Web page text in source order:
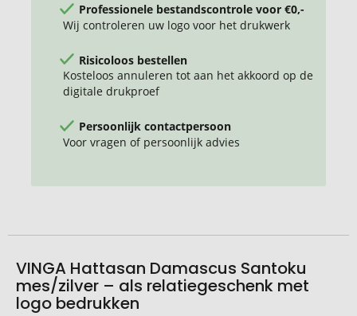
Professionele bestandscontrole voor €0,-
Wij controleren uw logo voor het drukwerk
Risicoloos bestellen
Kosteloos annuleren tot aan het akkoord op de
digitale drukproef
Persoonlijk contactpersoon
Voor vragen of persoonlijk advies
VINGA Hattasan Damascus Santoku
mes/zilver – als relatiegeschenk met
logo bedrukken